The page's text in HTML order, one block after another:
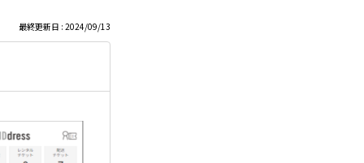
最終更新日 : 2024/09/13